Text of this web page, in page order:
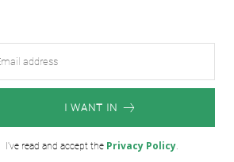
I WANT IN
I've read and accept the Privacy Policy